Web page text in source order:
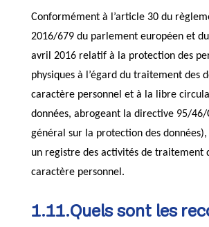
Conformément à l’article 30 du
2016/679 du parlement européen et
avril 2016 relatif à la protection des
physiques à l’égard du traitement des
caractère personnel et à la libre
données, abrogeant la directive 95/46/
général sur la protection des
un registre des activités de traitement
caractère personnel.
1.11.Quels sont les